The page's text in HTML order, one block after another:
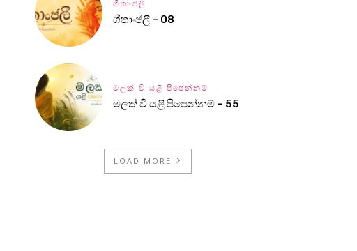
ගීතාංජලී
ගීතාංජලී – 08
මලක් වී යළි පිපෙන්නම්
මලක් වී යළි පිපෙන්නම් – 55
LOAD MORE